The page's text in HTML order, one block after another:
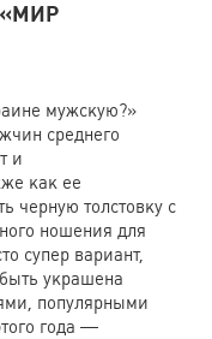
«МИР
мужскую?»
среднего
и
как ее
черную толстовку с
ношения для
супер вариант,
украшена
популярными
года —